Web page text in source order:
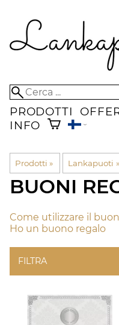
PRODOTTI
INFO
Prodotti ‪» Lankapuoti ‪»
BUONI
Come utilizzare il
Ho un buono regalo
FILTRA